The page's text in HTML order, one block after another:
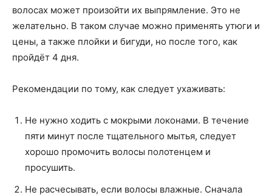
волосах может произойти их выпрямление. Это не
желательно. В таком случае можно применять утюги и
цены, а также плойки и бигуди, но после того, как
пройдёт 4 дня.
Рекомендации по тому, как следует ухаживать:
Не нужно ходить с мокрыми локонами. В течение
пяти минут после тщательного мытья, следует
хорошо промочить волосы полотенцем и
просушить.
Не расчесывать, если волосы влажные. Сначала